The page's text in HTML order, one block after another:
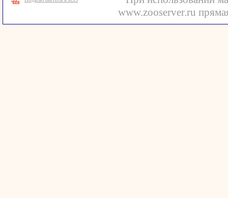
www.zooserver.ru